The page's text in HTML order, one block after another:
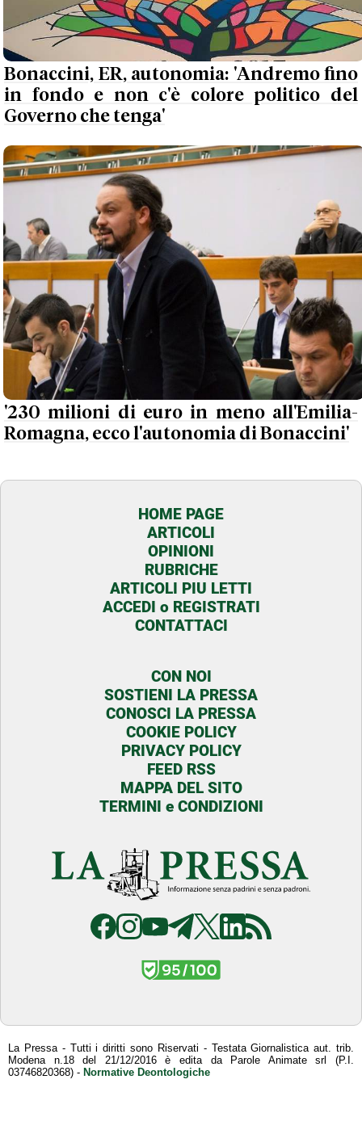
Bonaccini, ER, autonomia: 'Andremo fino
in fondo e non c'è colore politico del
Governo che tenga'
'230 milioni di euro in meno all'Emilia-
Romagna, ecco l'autonomia di Bonaccini'
HOME PAGE
ARTICOLI
OPINIONI
RUBRICHE
ARTICOLI PIU LETTI
ACCEDI o REGISTRATI
CONTATTACI
CON NOI
SOSTIENI LA PRESSA
CONOSCI LA PRESSA
COOKIE POLICY
PRIVACY POLICY
FEED RSS
MAPPA DEL SITO
TERMINI e CONDIZIONI
La Pressa - Tutti i diritti sono Riservati - Testata Giornalistica aut. trib.
Modena n.18 del 21/12/2016 è edita da Parole Animate srl (P.I.
03746820368) - Normative Deontologiche